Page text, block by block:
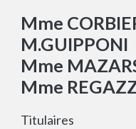
Mme
M.GUIPPONI
Mme
Mme
Titulaires